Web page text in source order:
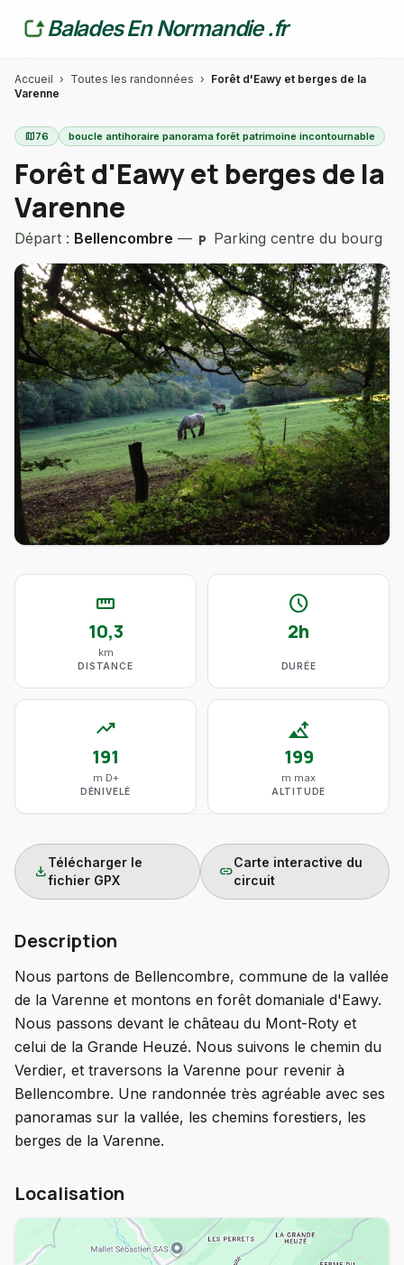
Balades En Normandie .fr
Accueil › Toutes les randonnées › Forêt d'Eawy et berges de la
Varenne
map76 boucle antihoraire panorama forêt patrimoine incontournable
Forêt d'Eawy et berges de la
Varenne
Départ : Bellencombre — local_parking Parking centre du bourg
straighten
10,3
km
DISTANCE
schedule
2h
DURÉE
trending_up
191
m D+
DÉNIVELÉ
altitude
199
m max
ALTITUDE
download
Télécharger le
fichier GPX
link
Carte interactive du
circuit
Description
Nous partons de Bellencombre, commune de la vallée
de la Varenne et montons en forêt domaniale d'Eawy.
Nous passons devant le château du Mont-Roty et
celui de la Grande Heuzé. Nous suivons le chemin du
Verdier, et traversons la Varenne pour revenir à
Bellencombre. Une randonnée très agréable avec ses
panoramas sur la vallée, les chemins forestiers, les
berges de la Varenne.
Localisation